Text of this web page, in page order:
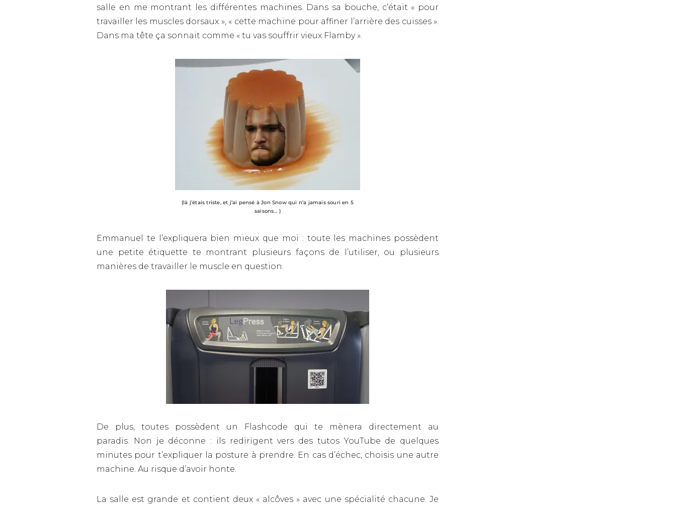
salle en me montrant les différentes machines. Dans sa bouche, c’était « pour
travailler les muscles dorsaux », « cette machine pour affiner l’arrière des cuisses ».
Dans ma tête ça sonnait comme « tu vas souffrir vieux Flamby ».
(là j’étais triste, et j’ai pensé à Jon Snow qui n’a jamais souri en 5
saisons… )
Emmanuel te l’expliquera bien mieux que moi : toute les machines possèdent
une petite étiquette te montrant plusieurs façons de l’utiliser, ou plusieurs
manières de travailler le muscle en question.
De plus, toutes possèdent un Flashcode qui te mènera directement au
paradis.
Non je déconne : ils redirigent vers des tutos YouTube de quelques
minutes pour t’expliquer
la posture à prendre. En cas d’échec, choisis une autre
machine. Au risque d’avoir honte.
La salle est grande et contient deux « alcôves » avec une spécialité chacune. Je